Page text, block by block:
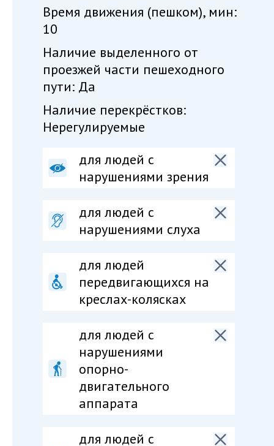
Время движения (пешком), мин:
10
Наличие выделенного от
проезжей части пешеходного
пути: Да
Наличие перекрёстков:
Нерегулируемые
для людей с
нарушениями зрения
для людей с
нарушениями слуха
для людей
передвигающихся на
креслах-колясках
для людей c
нарушениями
опорно-
двигательного
аппарата
для людей c